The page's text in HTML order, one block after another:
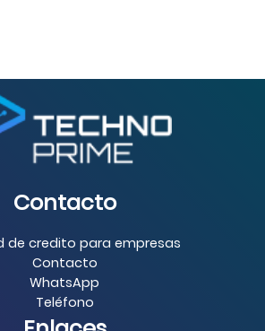
Contacto
de credito para empresas
Contacto
WhatsApp
Teléfono